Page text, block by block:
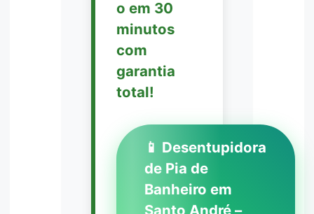
o em 30
minutos
com
garantia
total!
📱 Desentupidora
de Pia de
Banheiro em
Santo André –